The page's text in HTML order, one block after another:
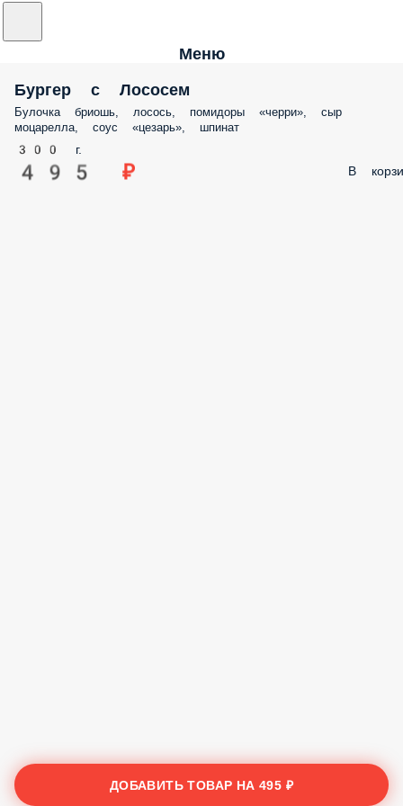
Меню
Бургер с Лососем
Булочка бриошь, лосось, помидоры «черри», сыр
моцарелла, соус «цезарь», шпинат
300 г.
495 ₽ В
ДОБАВИТЬ ТОВАР НА495 ₽